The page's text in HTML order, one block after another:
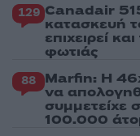
129 Canadair
κατασκευή
επιχειρεί
φωτιάς
88 Marfin: Η
να
συμμετείχε
100.000